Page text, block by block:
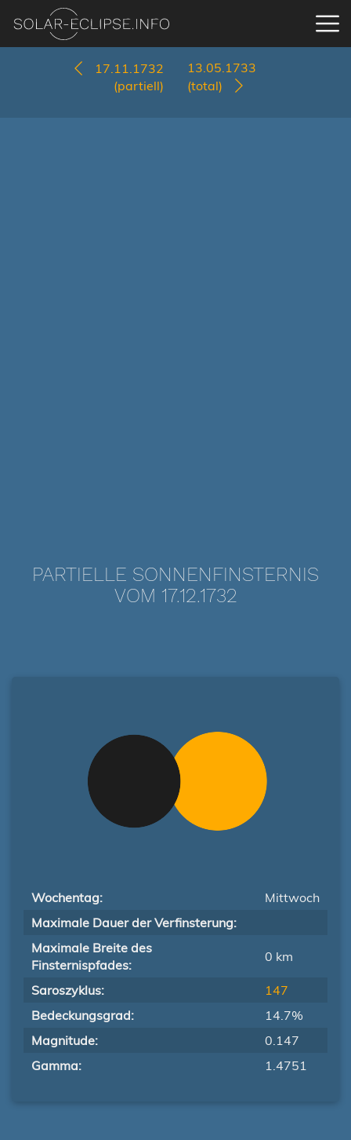
17.11.1732
(partiell)
13.05.1733
(total)
PARTIELLE SONNENFINSTERNIS
VOM 17.12.1732
Wochentag:
Mittwoch
Maximale Dauer der Verfinsterung:
Maximale Breite des
Finsternispfades:
0 km
Saroszyklus:
147
Bedeckungsgrad:
14.7%
Magnitude:
0.147
Gamma:
1.4751